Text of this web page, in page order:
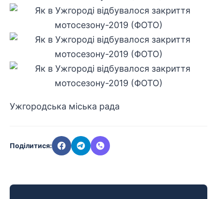
Ужгородська міська рада
Поділитися: